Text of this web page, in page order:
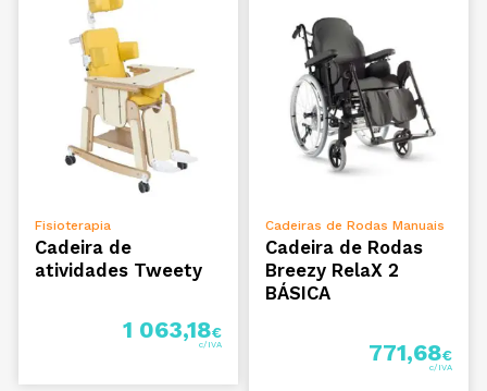
VER OPÇÕES
Fisioterapia
Cadeira de
atividades Tweety
1 063,18€
VER OPÇÕES
Cadeiras de Rodas Manuais
Cadeira de Rodas
Breezy RelaX 2
BÁSICA
771,68€